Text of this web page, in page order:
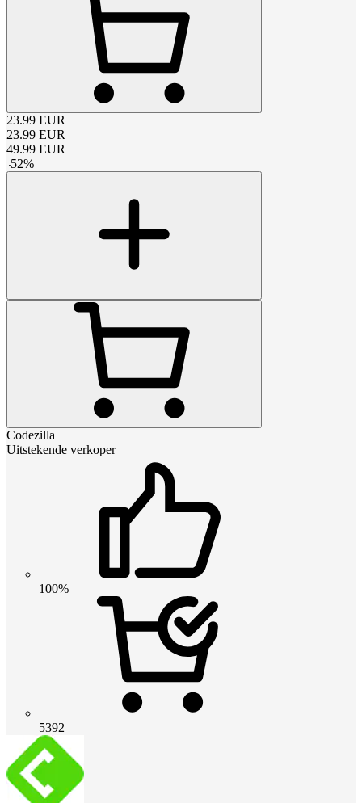
23.99 EUR
23.99 EUR
49.99 EUR
-52%
Codezilla
Uitstekende verkoper
100%
5392